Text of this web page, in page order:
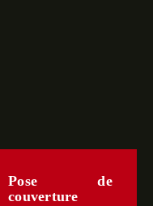
Pose de
couverture